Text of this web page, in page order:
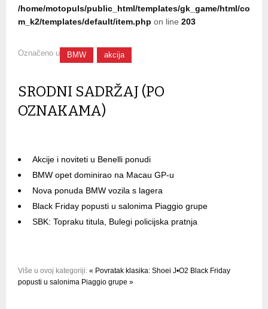
/home/motopuls/public_html/templates/gk_game/html/co
m_k2/templates/default/item.php on line 203
Označeno u BMW akcija
SRODNI SADRŽAJ (PO
OZNAKAMA)
Akcije i noviteti u Benelli ponudi
BMW opet dominirao na Macau GP-u
Nova ponuda BMW vozila s lagera
Black Friday popusti u salonima Piaggio grupe
SBK: Topraku titula, Bulegi policijska pratnja
Više u ovoj kategoriji: « Povratak klasika: Shoei J•O2 Black Friday
popusti u salonima Piaggio grupe »